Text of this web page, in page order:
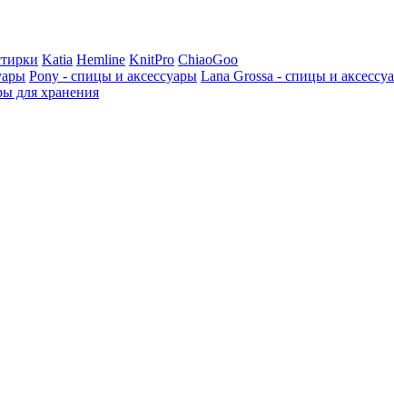
Katia Hemline KnitPro ChiaoGoo
Pony - спицы и аксессуары Lana Grossa - спицы и
для хранения